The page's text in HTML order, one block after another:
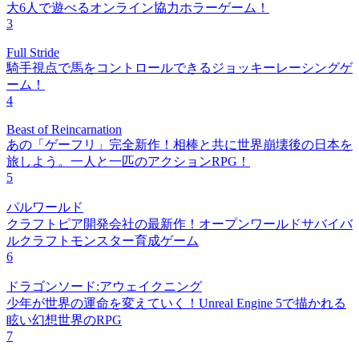
大6人で遊べるオンライン協力ホラーゲーム！
3
Full Stride
騎手視点で馬をコントロールできるジョッキーレーシングゲ
ーム！
4
Beast of Reincarnation
あの「ゲーフリ」完全新作！相棒と共に世界崩壊後の日本を
旅しよう。一人と一匹のアクションRPG！
5
パルワールド
クラフトピア開発会社の最新作！オープンワールドサバイバ
ルクラフトモンスター育成ゲーム
6
ドラゴンソード:アウェイクニング
少年が世界の運命を変えていく！Unreal Engine 5で描かれる
眩い幻想世界のRPG
7